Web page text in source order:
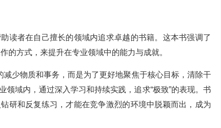
读者在自己擅长的领域内追求卓越的书籍。这本书强调了
的方式，来提升在专业领域中的能力与成就。
减少物质和事务，而是为了更好地聚焦于核心目标，清除干
域内，通过深入学习和持续实践，追求“极致”的表现。书
研和反复练习，才能在竞争激烈的环境中脱颖而出，成为